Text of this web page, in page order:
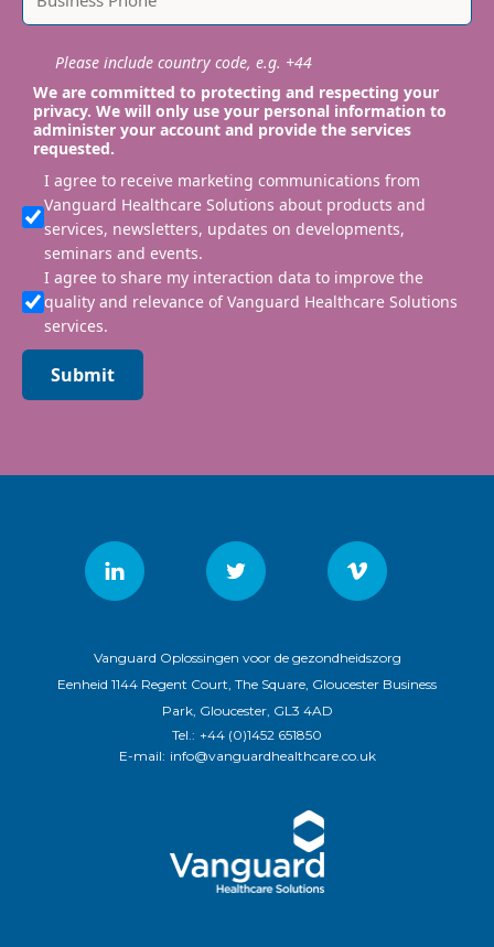
Please include country code, e.g. +44
We are committed to protecting and respecting your
privacy. We will only use your personal information to
administer your account and provide the services
requested.
I agree to receive marketing communications from
Vanguard Healthcare Solutions about products and
services, newsletters, updates on developments,
seminars and events.
I agree to share my interaction data to improve the
quality and relevance of Vanguard Healthcare Solutions
services.
Submit
Vanguard Oplossingen voor de gezondheidszorg
Eenheid 1144 Regent Court, The Square, Gloucester Business
Park, Gloucester, GL3 4AD
Tel.: +44 (0)1452 651850
E-mail: info@vanguardhealthcare.co.uk